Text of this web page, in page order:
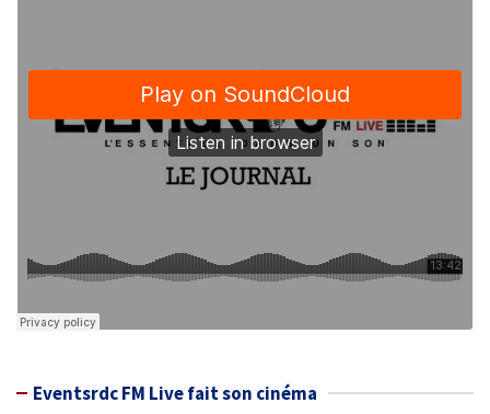
Eventsrdc FM Live fait son cinéma